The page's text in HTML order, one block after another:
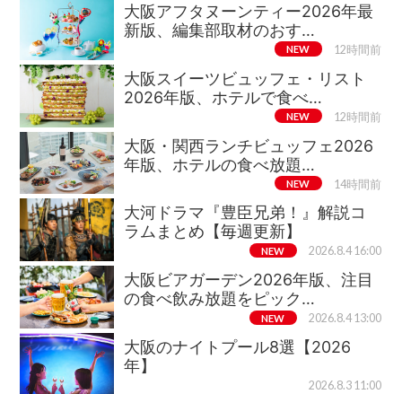
大阪アフタヌーンティー2026年最
新版、編集部取材のおす…
NEW 12時間前
大阪スイーツビュッフェ・リスト
2026年版、ホテルで食べ…
NEW 12時間前
大阪・関西ランチビュッフェ2026
年版、ホテルの食べ放題…
NEW 14時間前
大河ドラマ『豊臣兄弟！』解説コ
ラムまとめ【毎週更新】
NEW 2026.8.4 16:00
大阪ビアガーデン2026年版、注目
の食べ飲み放題をピック…
NEW 2026.8.4 13:00
大阪のナイトプール8選【2026
年】
2026.8.3 11:00